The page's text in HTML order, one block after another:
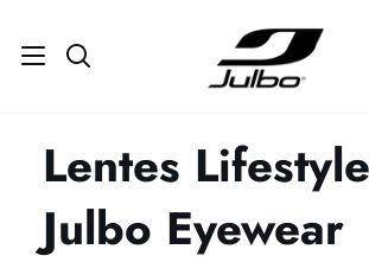
directamente
Buscar
Lentes
Julbo Eyewear